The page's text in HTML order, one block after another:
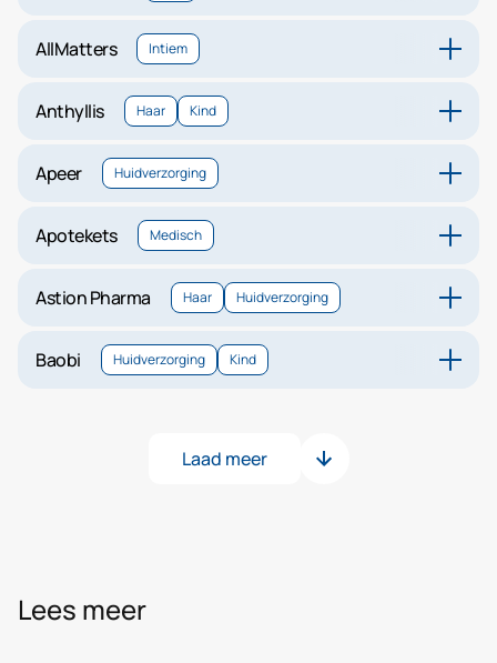
AllMatters Intiem
Anthyllis Haar Kind
Apeer Huidverzorging
Apotekets Medisch
Astion Pharma Haar Huidverzorging
Baobi Huidverzorging Kind
Laad meer
Lees meer